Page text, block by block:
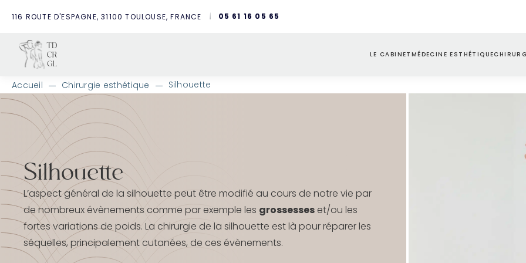
116 ROUTE D'ESPAGNE, 31100 TOULOUSE, FRANCE 05 61 16 05 65
LE CABINET MÉDECINE ESTHÉTIQUE
Accueil Chirurgie esthétique Silhouette
A
r
e
e
m
Silhouette
L’aspect général de la silhouette peut être modifié au cours de notre vie par
de nombreux évènements comme par exemple les grossesses et/ou les
fortes variations de poids. La chirurgie de la silhouette est là pour réparer les
séquelles, principalement cutanées, de ces évènements.